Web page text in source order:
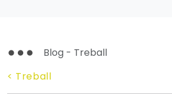
Blog - Treball
< Treball